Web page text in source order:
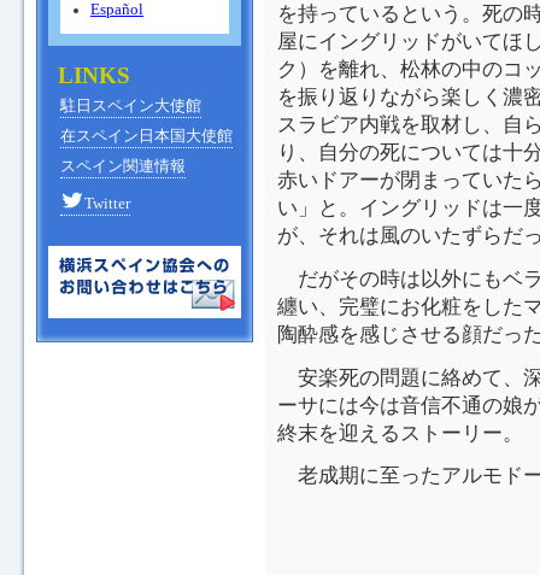
Español
LINKS
駐日スペイン大使館
在スペイン日本国大使館
スペイン関連情報
Twitter
を持っているという。死の
屋にイングリッドがいてほ
ク）を離れ、松林の中のコ
を振り返りながら楽しく濃
スラビア内戦を取材し、自
り、自分の死については十
赤いドアーが閉まっていた
い」と。イングリッドは一
が、それは風のいたずらだ
だがその時は以外にもベ
纏い、完璧にお化粧をした
陶酔感を感じさせる顔だっ
安楽死の問題に絡めて、
ーサには今は音信不通の娘
終末を迎えるストーリー。
老成期に至ったアルモド